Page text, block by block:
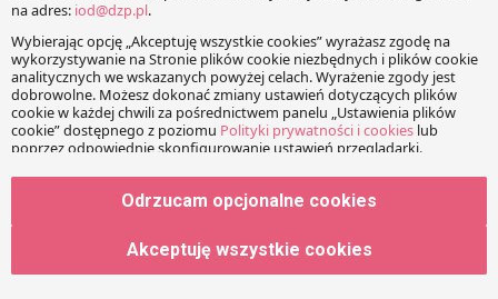
Imię
Adres e-mail
Odrzucam opcjonalne cookies
Akceptuję wszystkie cookies